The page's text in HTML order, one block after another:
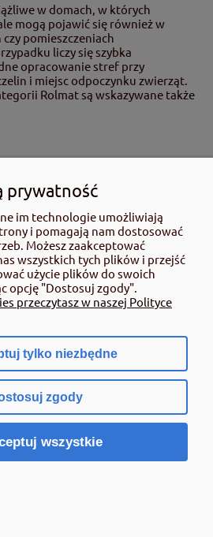
w domach, w których
mogą pojawić się również w
pomieszczeniach
liczy się szybka
opracowanie stref przy
i miejsc odpoczynku zwierząt.
Rolmat są wskazywane także
Należy zwracać uwagę na
temu typowi szkodnika lub
działania, obejmującym
m.in. preparat mikrokapsułkowy
który według opisu działa
mrówki i pchły. W opisie
mechanizm przenoszenia
do miejsc ich bytowania.
na owady
nie tylko od jego rodzaju, ale
użycia. Warto pamiętać o kilku
z etykietą i zaleceniami
w miejscach przemieszczania się
prywatność
im technologie umożliwiają
i pomagają nam dostosować
Możesz zaakceptować
wszystkich tych plików i przejść
użycie plików do swoich
opcję "Dostosuj zgody".
przeczytasz w naszej Polityce
tylko niezbędne
zgody
wszystkie